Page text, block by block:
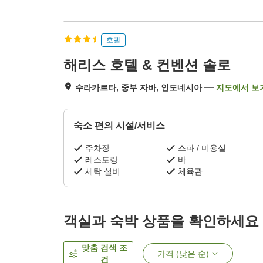
호텔
해리스 호텔 & 컨벤션 솔로
수라카르타, 중부 자바, 인도네시아 지도에서 보
숙소 편의 시설/서비스
주차장
스파 / 미용실
레스토랑
바
세탁 설비
체육관
객실과 숙박 상품을 확인하세요
맞춤 검색 조
건
가격 (낮은 순)